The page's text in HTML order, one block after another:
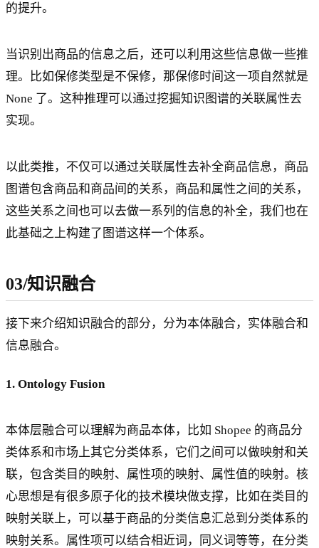
的提升。
当识别出商品的信息之后，还可以利用这些信息做一些推
理。比如保修类型是不保修，那保修时间这一项自然就是
None 了。这种推理可以通过挖掘知识图谱的关联属性去
实现。
以此类推，不仅可以通过关联属性去补全商品信息，商品
图谱包含商品和商品间的关系，商品和属性之间的关系，
这些关系之间也可以去做一系列的信息的补全，我们也在
此基础之上构建了图谱这样一个体系。
03/知识融合
接下来介绍知识融合的部分，分为本体融合，实体融合和
信息融合。
1. Ontology Fusion
本体层融合可以理解为商品本体，比如 Shopee 的商品分
类体系和市场上其它分类体系，它们之间可以做映射和关
联，包含类目的映射、属性项的映射、属性值的映射。核
心思想是有很多原子化的技术模块做支撑，比如在类目的
映射关联上，可以基于商品的分类信息汇总到分类体系的
映射关系。属性项可以结合相近词，同义词等等，在分类